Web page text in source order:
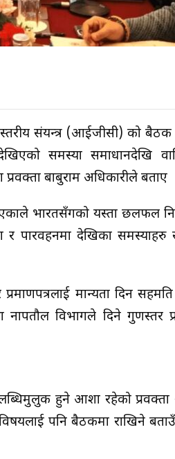
संयन्त्र (आईजीसी) को बैठक
समस्या समाधानदेखि
बाबुराम अधिकारीले बताए
भारतसँगको यस्ता छलफल
पारवहनमा देखिका समस्याहरु
मान्यता दिन सहमति
नापतौल विभागले दिने गुणस्तर
हुने आशा रहेको प्रवक्ता
पनि बैठकमा राखिने